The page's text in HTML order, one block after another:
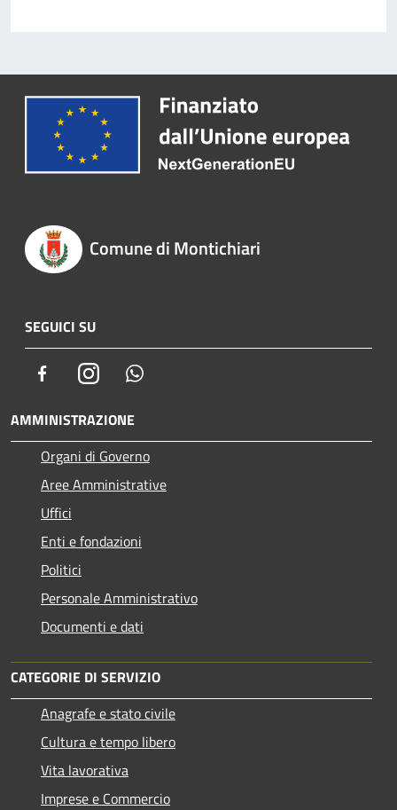
Comune di Montichiari
SEGUICI SU
FacebookInstagram
AMMINISTRAZIONE
Organi di Governo
Aree Amministrative
Uffici
Enti e fondazioni
Politici
Personale Amministrativo
Documenti e dati
CATEGORIE DI SERVIZIO
Anagrafe e stato civile
Cultura e tempo libero
Vita lavorativa
Imprese e Commercio